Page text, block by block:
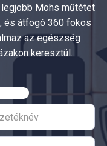
Mohs műtétet
és átfogó 360 fokos
az egészség
keresztül.